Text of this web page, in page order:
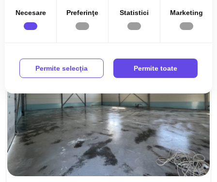
Necesare Preferinţe Statistici Marketing
Permite selecţia Permite toate